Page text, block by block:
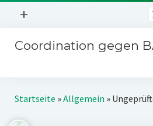
Menü
+
Mitmachen
Coordination gegen
Kampagnen
BAYER-Hauptversammlungen
Startseite »Allgemein »